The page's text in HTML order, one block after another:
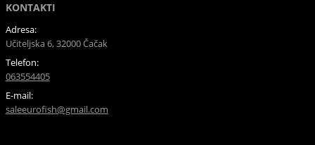
KONTAKTI
Adresa:
Učiteljska 6, 32000 Čačak
Telefon:
063554405
E-mail:
saleeurofish@gmail.com